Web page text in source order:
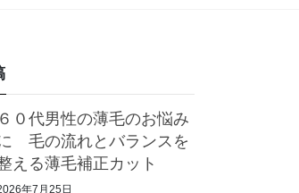
６０代男性の薄毛のお悩み
毛の流れとバランスを
える薄毛補正カット
年7月25日